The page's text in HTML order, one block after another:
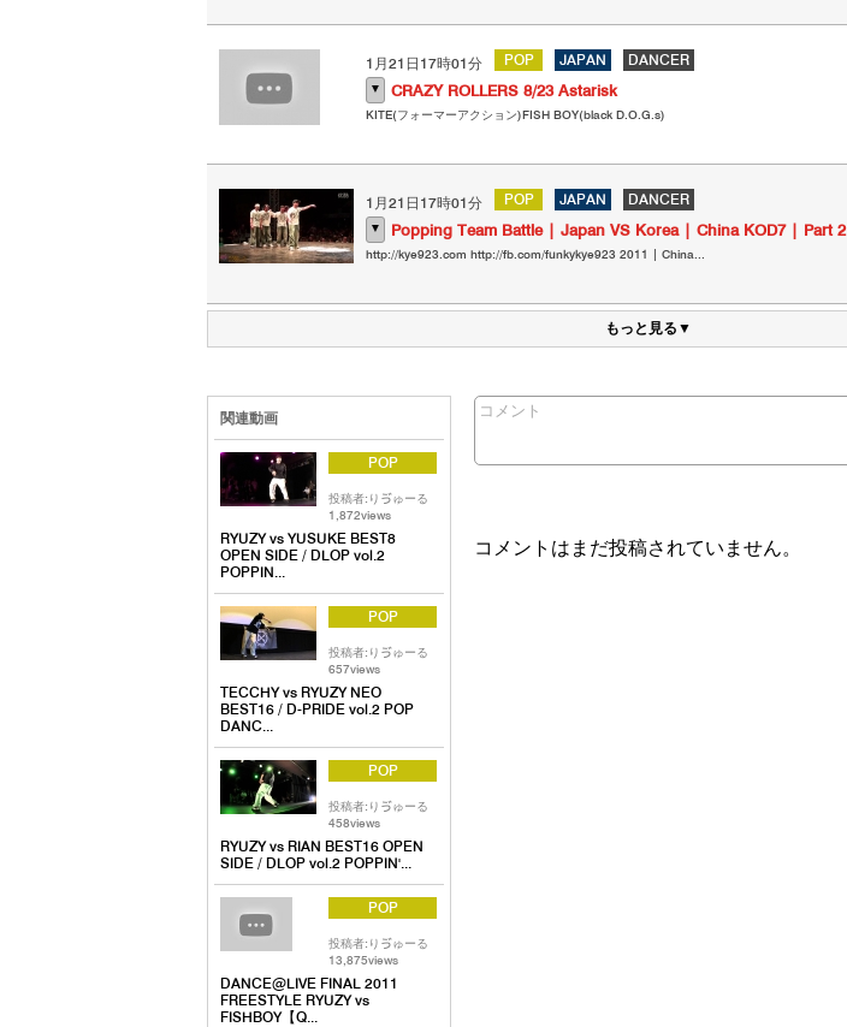
1月21日17時01分 POP JAPAN DANCER
▼ CRAZY ROLLERS 8/23 Astarisk
KITE(フォーマーアクション)FISH BOY(black D.O.G.s)
1月21日17時01分 POP JAPAN DANCER
▼ Popping Team Battle | Japan VS Korea | China KOD7 | Part 2
http://kye923.com http://fb.com/funkykye923 2011 | China...
もっと見る▼
関連動画
POP
投稿者:りゔゅーる
1,872views
RYUZY vs YUSUKE BEST8
OPEN SIDE / DLOP vol.2
POPPIN...
POP
投稿者:りゔゅーる
657views
TECCHY vs RYUZY NEO
BEST16 / D-PRIDE vol.2 POP
DANC...
POP
投稿者:りゔゅーる
458views
RYUZY vs RIAN BEST16 OPEN
SIDE / DLOP vol.2 POPPIN'...
POP
投稿者:りゔゅーる
13,875views
DANCE@LIVE FINAL 2011
FREESTYLE RYUZY vs
FISHBOY【Q...
コメント
コメントはまだ投稿されていません。